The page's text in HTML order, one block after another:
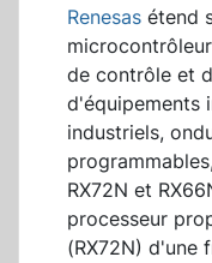
Renesas étend
de contrôle et
d'équipements
industriels,
RX72N et
processeur
(RX72N) d'une